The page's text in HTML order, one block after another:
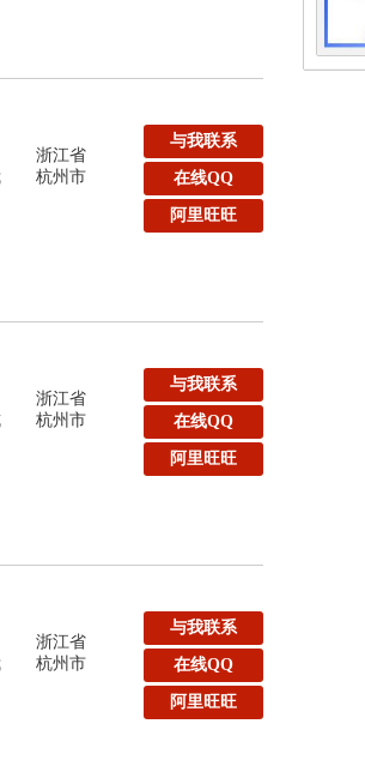
浙江省
杭州市
与我联系
在线QQ
阿里旺旺
浙江省
杭州市
与我联系
在线QQ
阿里旺旺
浙江省
杭州市
与我联系
在线QQ
阿里旺旺